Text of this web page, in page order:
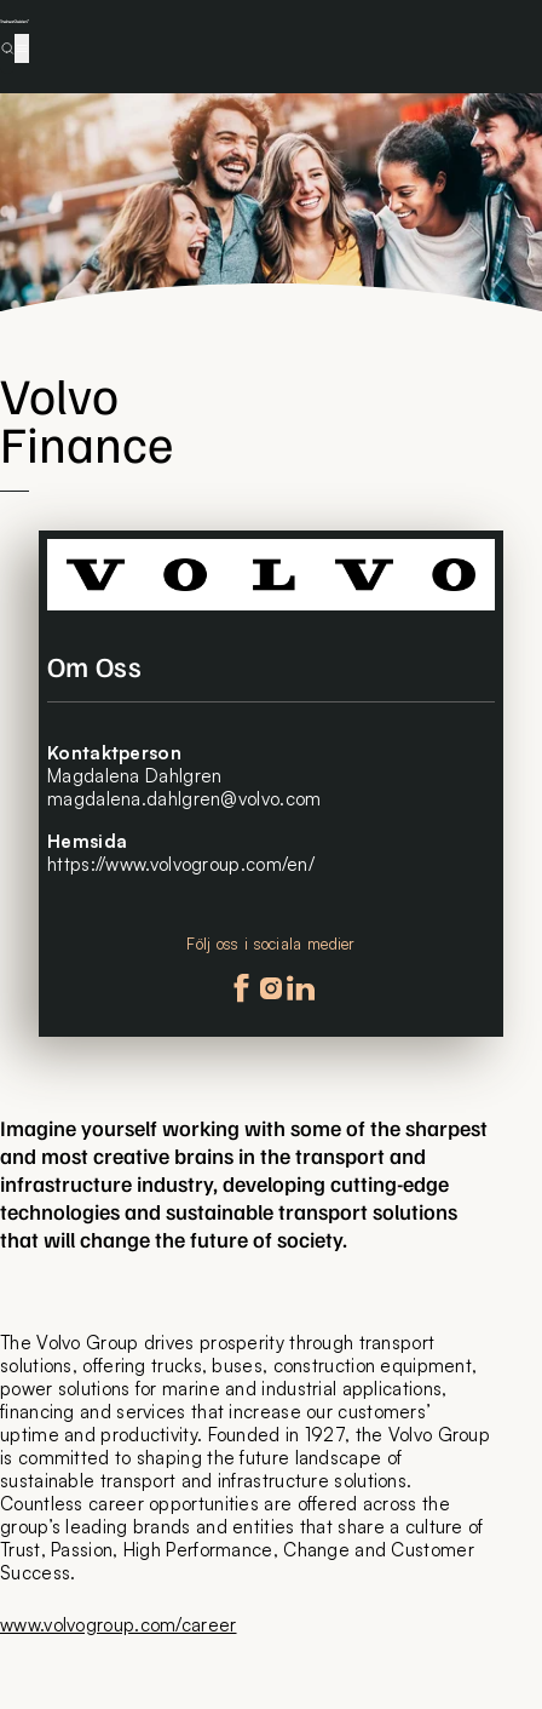
Volvo
Finance
Imagine yourself working with some of the sharpest
and most creative brains in the transport and
infrastructure industry, developing cutting-edge
technologies and sustainable transport solutions
that will change the future of society.
The Volvo Group drives prosperity through transport
solutions, offering trucks, buses, construction equipment,
power solutions for marine and industrial applications,
financing and services that increase our customers’
uptime and productivity. Founded in 1927, the Volvo Group
is committed to shaping the future landscape of
sustainable transport and infrastructure solutions.
Countless career opportunities are offered across the
group’s leading brands and entities that share a culture of
Trust, Passion, High Performance, Change and Customer
Success.
www.volvogroup.com/career
Om Oss
Kontaktperson
Magdalena Dahlgren
magdalena.dahlgren@volvo.com
Hemsida
https://www.volvogroup.com/en/
Följ oss i sociala medier
Följ oss på facebook
Följ oss på instagram
Följ oss på linkedin